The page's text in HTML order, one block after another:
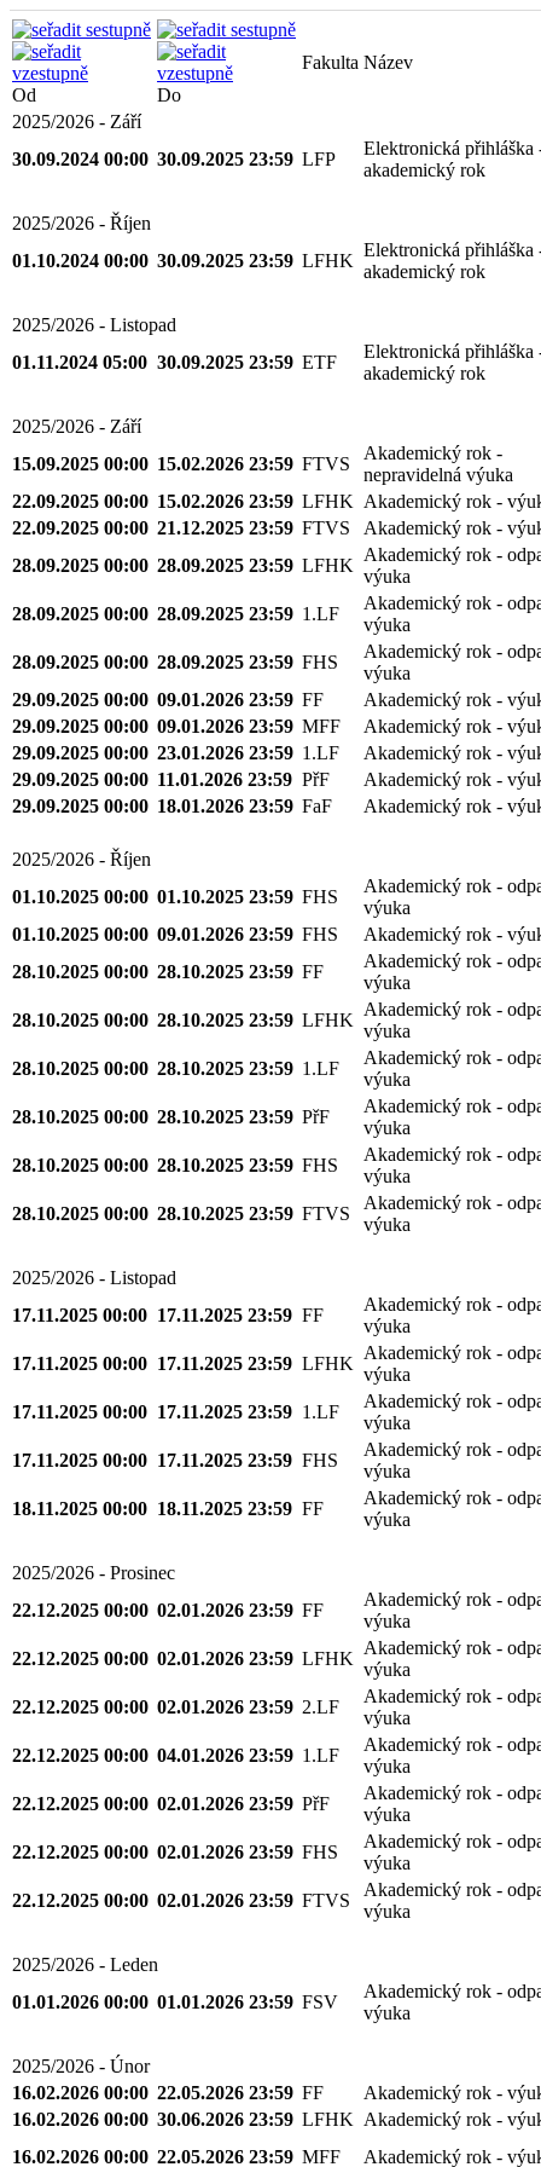
Od Do
Fakulta Název
2025/2026 - Září
30.09.2024 00:00 30.09.2025 23:59 LFP
Elektronická přihláška
akademický rok
2025/2026 - Říjen
01.10.2024 00:00 30.09.2025 23:59 LFHK
Elektronická přihláška
akademický rok
2025/2026 - Listopad
01.11.2024 05:00 30.09.2025 23:59 ETF
Elektronická přihláška
akademický rok
2025/2026 - Září
15.09.2025 00:00 15.02.2026 23:59 FTVS
Akademický rok -
nepravidelná výuka
22.09.2025 00:00 15.02.2026 23:59 LFHK Akademický rok -
22.09.2025 00:00 21.12.2025 23:59 FTVS
Akademický rok -
28.09.2025 00:00 28.09.2025 23:59 LFHK
Akademický rok -
výuka
28.09.2025 00:00 28.09.2025 23:59 1.LF
Akademický rok -
výuka
28.09.2025 00:00 28.09.2025 23:59 FHS
Akademický rok -
výuka
29.09.2025 00:00 09.01.2026 23:59 FF
Akademický rok -
29.09.2025 00:00 09.01.2026 23:59 MFF
Akademický rok -
29.09.2025 00:00 23.01.2026 23:59 1.LF
Akademický rok -
29.09.2025 00:00 11.01.2026 23:59 PřF
Akademický rok -
29.09.2025 00:00 18.01.2026 23:59 FaF Akademický rok -
2025/2026 - Říjen
01.10.2025 00:00 01.10.2025 23:59 FHS
Akademický rok -
výuka
01.10.2025 00:00 09.01.2026 23:59 FHS
Akademický rok -
28.10.2025 00:00 28.10.2025 23:59 FF
Akademický rok -
výuka
28.10.2025 00:00 28.10.2025 23:59 LFHK
Akademický rok -
výuka
28.10.2025 00:00 28.10.2025 23:59 1.LF
Akademický rok -
výuka
28.10.2025 00:00 28.10.2025 23:59 PřF
Akademický rok -
výuka
28.10.2025 00:00 28.10.2025 23:59 FHS
Akademický rok -
výuka
28.10.2025 00:00 28.10.2025 23:59 FTVS
Akademický rok -
výuka
2025/2026 - Listopad
17.11.2025 00:00 17.11.2025 23:59 FF
Akademický rok -
výuka
17.11.2025 00:00 17.11.2025 23:59 LFHK
Akademický rok -
výuka
17.11.2025 00:00 17.11.2025 23:59 1.LF
Akademický rok -
výuka
17.11.2025 00:00 17.11.2025 23:59 FHS
Akademický rok -
výuka
18.11.2025 00:00 18.11.2025 23:59 FF
Akademický rok -
výuka
2025/2026 - Prosinec
22.12.2025 00:00 02.01.2026 23:59 FF
Akademický rok -
výuka
22.12.2025 00:00 02.01.2026 23:59 LFHK
Akademický rok -
výuka
22.12.2025 00:00 02.01.2026 23:59 2.LF
Akademický rok -
výuka
22.12.2025 00:00 04.01.2026 23:59 1.LF
Akademický rok -
výuka
22.12.2025 00:00 02.01.2026 23:59 PřF
Akademický rok -
výuka
22.12.2025 00:00 02.01.2026 23:59 FHS
Akademický rok -
výuka
22.12.2025 00:00 02.01.2026 23:59 FTVS
Akademický rok -
výuka
2025/2026 - Leden
01.01.2026 00:00 01.01.2026 23:59 FSV
Akademický rok -
výuka
2025/2026 - Únor
16.02.2026 00:00 22.05.2026 23:59 FF
Akademický rok -
16.02.2026 00:00 30.06.2026 23:59 LFHK Akademický rok -
16.02.2026 00:00 22.05.2026 23:59 MFF Akademický rok -